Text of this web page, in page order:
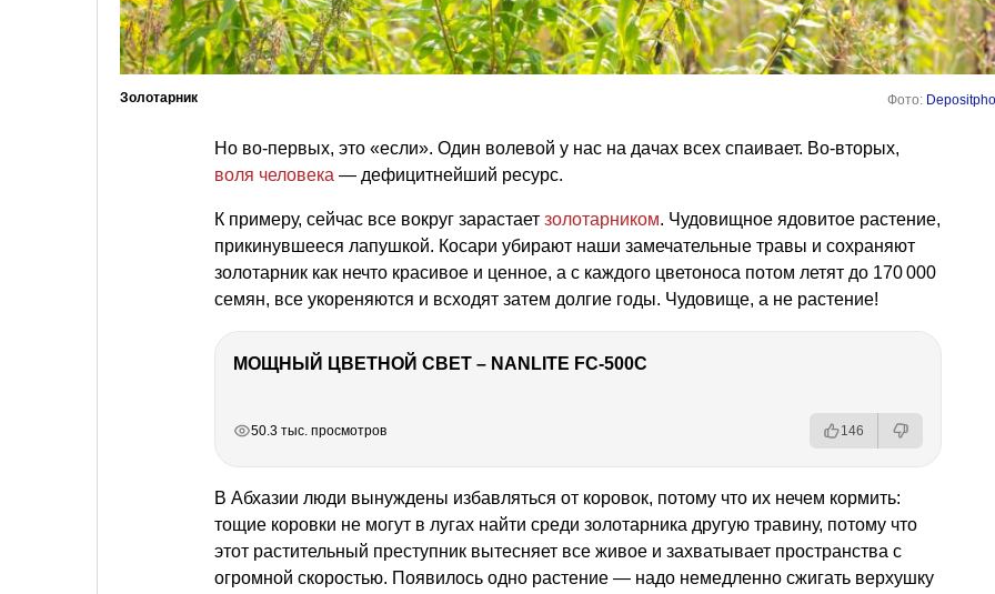
Золотарник Фото:
Но во-первых, это «если». Один волевой у нас на дачах всех спаивает. Во-вторых,
воля человека — дефицитнейший ресурс.
К примеру, сейчас все вокруг зарастает золотарником. Чудовищное ядовитое растение,
прикинувшееся лапушкой. Косари убирают наши замечательные травы и сохраняют
золотарник как нечто красивое и ценное, а с каждого цветоноса потом летят до 170 000
семян, все укореняются и всходят затем долгие годы. Чудовище, а не растение!
МОЩНЫЙ ЦВЕТНОЙ СВЕТ – NANLITE FC-500C
50.3 тыс. просмотров 146
В Абхазии люди вынуждены избавляться от коровок, потому что их нечем кормить:
тощие коровки не могут в лугах найти среди золотарника другую травину, потому что
этот растительный преступник вытесняет все живое и захватывает пространства с
огромной скоростью. Появилось одно растение — надо немедленно сжигать верхушку